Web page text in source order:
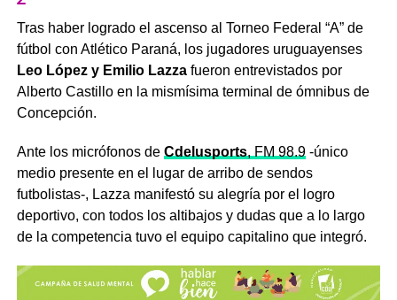
Tras haber logrado el ascenso al Torneo Federal “A” de
fútbol con Atlético Paraná, los jugadores uruguayenses
Leo López y Emilio Lazzafueron entrevistados por
Alberto Castillo en la mismísima terminal de ómnibus de
Concepción.
Ante los micrófonos de Cdelusports, FM 98.9-único
medio presente en el lugar de arribo de sendos
futbolistas-, Lazza manifestó su alegría por el logro
deportivo, con todos los altibajos y dudas que a lo largo
de la competencia tuvo el equipo capitalino que integró.